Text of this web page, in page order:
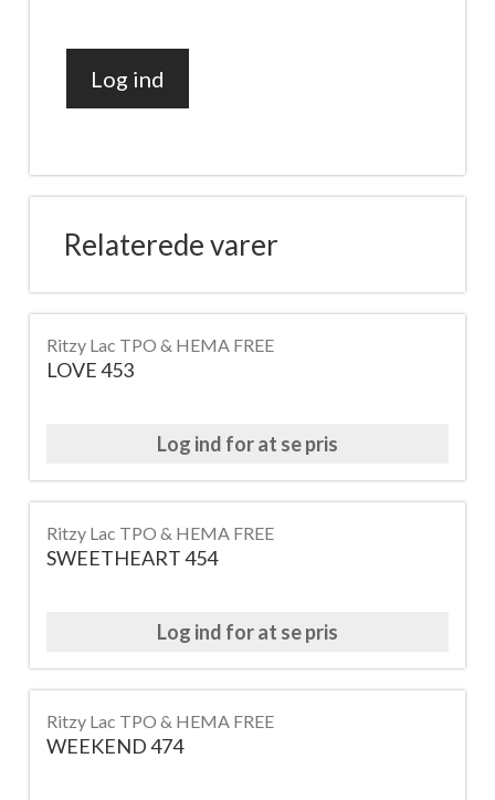
PURITY
Log ind
Relaterede varer
Ritzy Lac TPO & HEMA FREE
LOVE 453
Log ind for at se pris
Ritzy Lac TPO & HEMA FREE
SWEETHEART 454
Log ind for at se pris
Ritzy Lac TPO & HEMA FREE
WEEKEND 474